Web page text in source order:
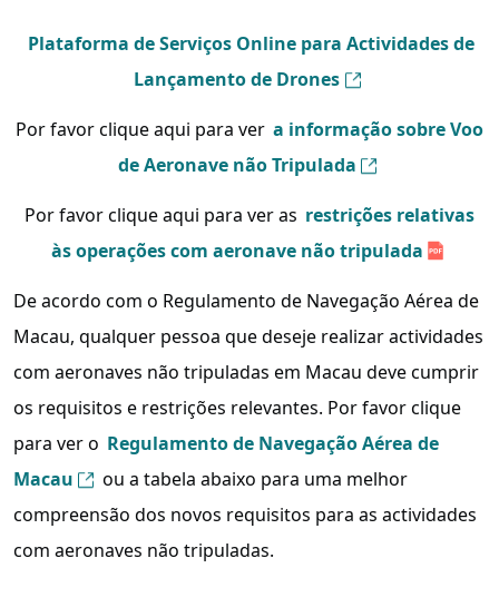
Plataforma de Serviços Online para Actividades de
Lançamento de Drones
Por favor clique aqui para ver a informação sobre Voo
de Aeronave não Tripulada
Por favor clique aqui para ver as restrições relativas
às operações com aeronave não tripulada
De acordo com o Regulamento de Navegação Aérea de
Macau, qualquer pessoa que deseje realizar actividades
com aeronaves não tripuladas em Macau deve cumprir
os requisitos e restrições relevantes. Por favor clique
para ver o Regulamento de Navegação Aérea de
Macau
ou a tabela abaixo para uma melhor
compreensão dos novos requisitos para as actividades
com aeronaves não tripuladas.